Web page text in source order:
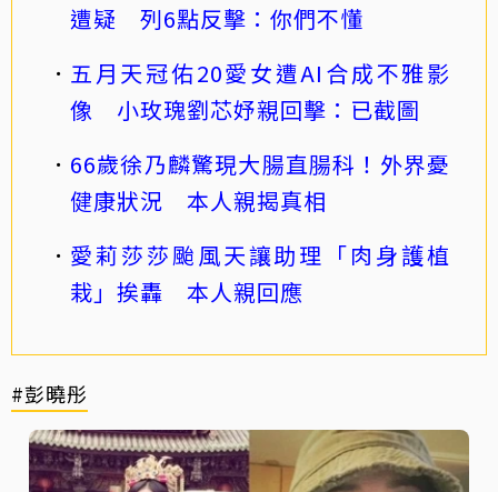
遭疑 列6點反擊：你們不懂
五月天冠佑20愛女遭AI合成不雅影
像 小玫瑰劉芯妤親回擊：已截圖
66歲徐乃麟驚現大腸直腸科！外界憂
健康狀況 本人親揭真相
愛莉莎莎颱風天讓助理「肉身護植
栽」挨轟 本人親回應
#彭曉彤